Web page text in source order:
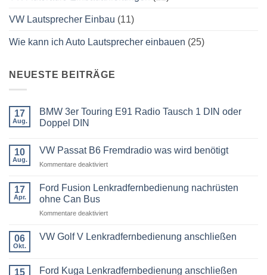
VW Lautsprecher Einbau (11)
Wie kann ich Auto Lautsprecher einbauen (25)
NEUESTE BEITRÄGE
17
Aug.
BMW 3er Touring E91 Radio Tausch 1 DIN oder
Doppel DIN
zu
3er
Radio
Tausch
1
DIN
DIN
10
Aug.
VW Passat B6 Fremdradio was wird benötigt
Kommentare deaktiviertfür
Passat
was
benötigt
17
Apr.
Ford Fusion Lenkradfernbedienung nachrüsten
ohne Can Bus
Kommentare deaktiviertfür
Fusion
Can
06
Okt.
VW Golf V Lenkradfernbedienung anschließen
VW
15 Ford Kuga Lenkradfernbedienung anschließen